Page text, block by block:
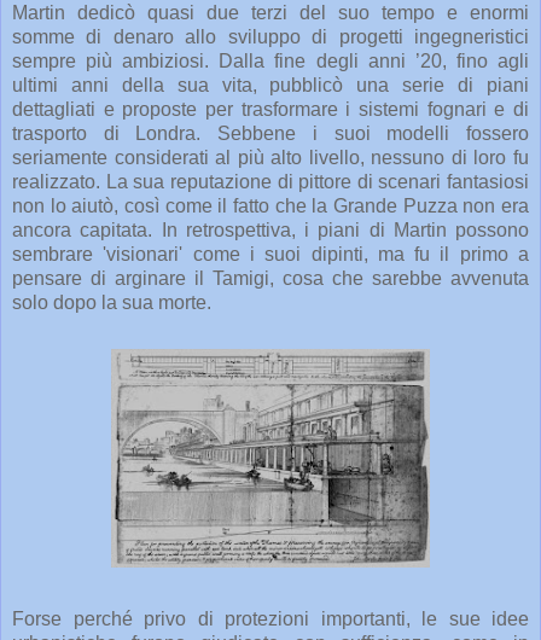
Martin dedicò quasi due terzi del suo tempo e enormi
somme di denaro allo sviluppo di progetti ingegneristici
sempre più ambiziosi. Dalla fine degli anni ’20, fino agli
ultimi anni della sua vita, pubblicò una serie di piani
dettagliati e proposte per trasformare i sistemi fognari e di
trasporto di Londra. Sebbene i suoi modelli fossero
seriamente considerati al più alto livello, nessuno di loro fu
realizzato. La sua reputazione di pittore di scenari fantasiosi
non lo aiutò, così come il fatto che la Grande Puzza non era
ancora capitata. In retrospettiva, i piani di Martin possono
sembrare 'visionari' come i suoi dipinti, ma fu il primo a
pensare di arginare il Tamigi, cosa che sarebbe avvenuta
solo dopo la sua morte.
Forse perché privo di protezioni importanti, le sue idee